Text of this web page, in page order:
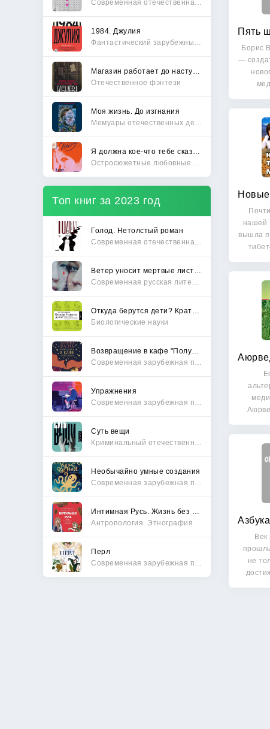
1984. Джулия
Отечественное фэнтези
Моя жизнь. До изгнания
Топ книг за 2023 год
Голод. Нетолстый роман
Биологические науки
Упражнения
Суть вещи
Необычайно умные создания
Антропология. Этнография
Перл
Борис
—
нашей
вышла
не